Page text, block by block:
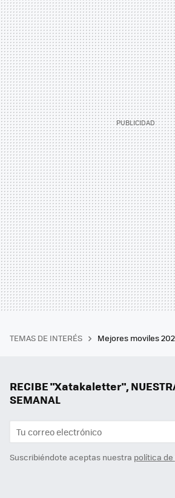
TEMAS DE INTERÉS Mejores moviles
RECIBE "Xatakaletter",
SEMANAL
Suscribiéndote aceptas nuestra política